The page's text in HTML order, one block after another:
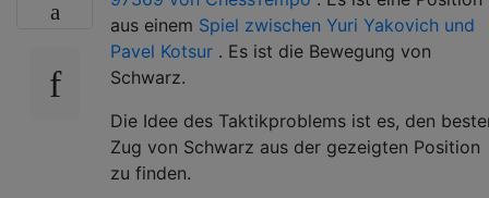
aus einem Spiel zwischen Yuri Yakovich und
Pavel Kotsur . Es ist die Bewegung von
Schwarz.
Die Idee des Taktikproblems ist es, den
Zug von Schwarz aus der gezeigten Position
zu finden.